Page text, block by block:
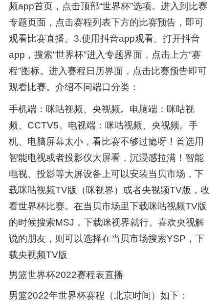
频app首页，点击顶部“世界杯”选项。进入到比赛
专题页面，点击赛程列表下方的比赛预告，即可
观看比赛直播。3.使用抖音app观看。打开抖音
app，搜索“世界杯”进入专题界面，点击上方“赛
程”图标。进入赛程日历界面，点击比赛预告即可
观看比赛。介绍不同端口分类：
手机端：咪咕视频、央视频。电脑端：咪咕视
频、CCTV5。电视端：咪咕视频、央视频。手
机、电脑屏幕太小，看比赛不够过瘾呀！首选用
智能电视或者投影仪大屏看，沉浸感拉满！智能
电视、投影等大屏设备上可以安装当贝市场，下
载咪咕视频TV版（咪视界）或者央视频TV版，收
看世界杯比赛。在当贝市场里下载咪咕视频TV版
的时候搜索MSJ，下载咪视界就行。喜欢央视解
说的朋友，则可以选择在当贝市场搜索YSP，下
载央视频TV版
男篮世界杯2022赛程表直播
男篮2022年世界杯赛程（北京时间）如下：